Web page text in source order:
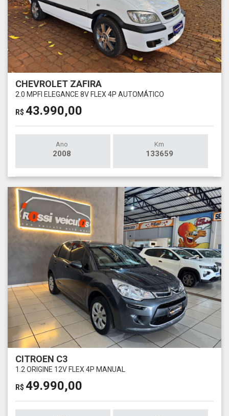
CHEVROLET ZAFIRA
2.0 MPFI ELEGANCE 8V FLEX 4P AUTOMÁTICO
R$ 43.990,00
Ano
2008
Km
133659
CITROEN C3
1.2 ORIGINE 12V FLEX 4P MANUAL
R$ 49.990,00